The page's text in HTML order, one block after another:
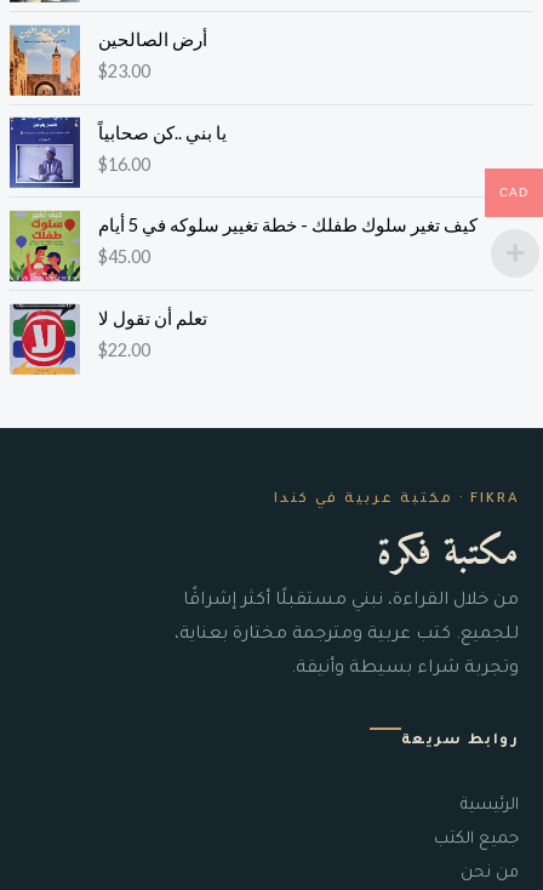
أرض الصالحين
$23.00
يا بني ..كن صحابياً
$16.00
كيف تغير سلوك طفلك - خطة تغيير سلوكه في 5 أيام
$45.00
تعلم أن تقول لا
$22.00
FIKRA · مكتبة عربية في كندا
مكتبة فكرة
من خلال القراءة، نبني مستقبلًا أكثر إشراقًا
للجميع. كتب عربية ومترجمة مختارة بعناية،
وتجربة شراء بسيطة وأنيقة.
روابط سريعة
الرئيسية
جميع الكتب
من نحن
CAD